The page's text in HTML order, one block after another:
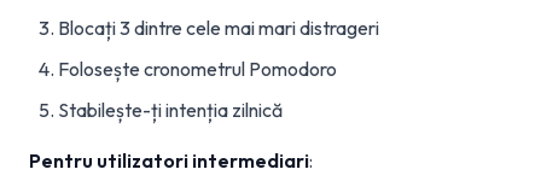
Blocați 3 dintre cele mai mari distrageri
Folosește cronometrul Pomodoro
Stabilește-ți intenția zilnică
Pentru utilizatori intermediari: